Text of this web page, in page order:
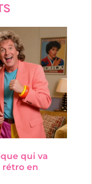
qui va
rétro en